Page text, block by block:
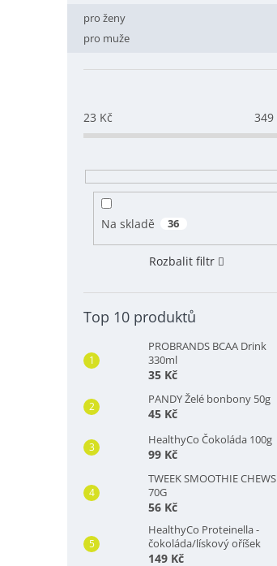
pro ženy
pro muže
23 Kč 349
Na skladě 36
Rozbalit filtr
Top 10 produktů
PROBRANDS BCAA Drink
330ml
35 Kč
PANDY Želé bonbony 50g
45 Kč
HealthyCo Čokoláda 100g
99 Kč
TWEEK SMOOTHIE CHEWS
70G
56 Kč
HealthyCo Proteinella -
čokoláda/lískový oříšek
149 Kč